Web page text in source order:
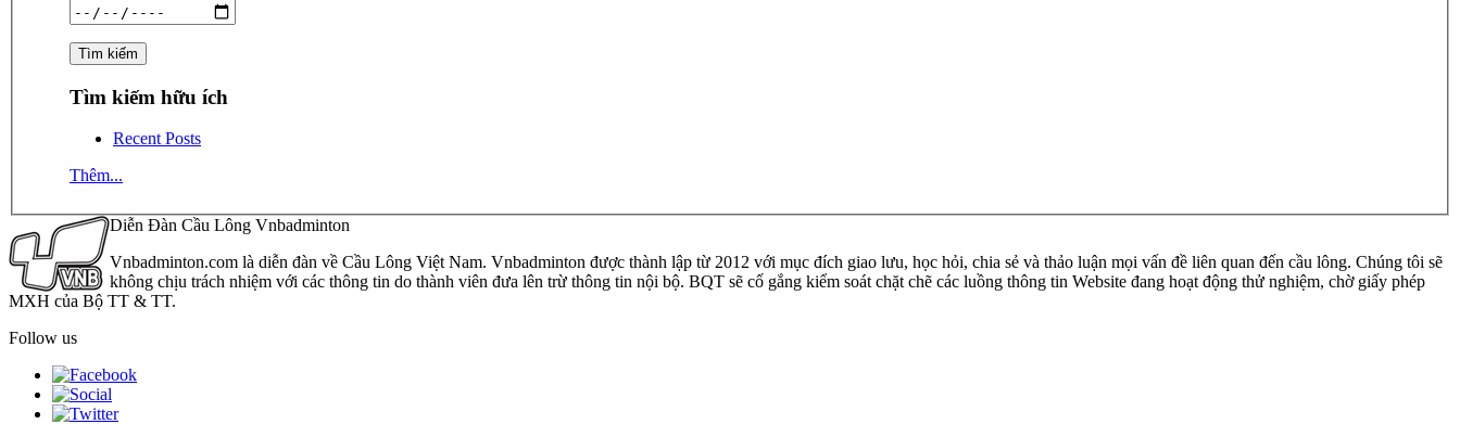
Tìm kiếm hữu ích
Recent Posts
Thêm...
Diễn Đàn Cầu Lông Vnbadminton
Vnbadminton.com là diễn đàn về Cầu Lông Việt Nam. Vnbadminton được thành lập từ 2012 với mục đích giao lưu, học hỏi, chia sẻ và thảo luận mọi vấn đề liên quan đến cầu lông. Chúng tôi sẽ
không chịu trách nhiệm với các thông tin do thành viên đưa lên trừ thông tin nội bộ. BQT sẽ cố gắng kiểm soát chặt chẽ các luồng thông tin Website đang hoạt động thử nghiệm, chờ giấy phép
MXH của Bộ TT & TT.
Follow us